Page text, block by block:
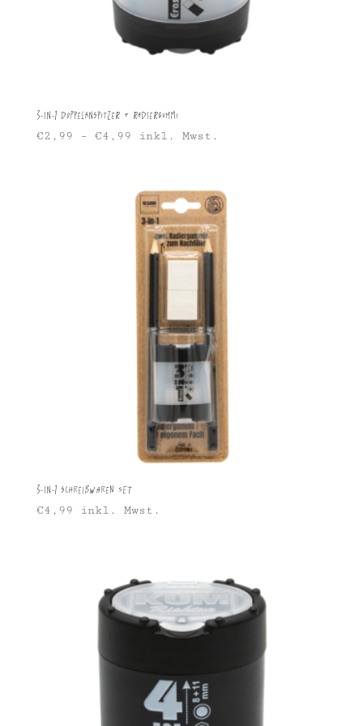
3-in-1 Doppelanspitzer + Radiergummi
€2,99 – €4,99 inkl. Mwst.
3-in-1 Schreibwaren Set
€4,99 inkl. Mwst.